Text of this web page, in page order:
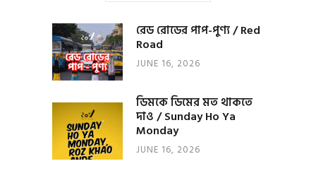
রেড রোডের পাপ-পুণ্য / Red
Road
JUNE 16, 2026
ডিমকে ডিমের মত থাকতে
দাও / Sunday Ho Ya
Monday
JUNE 16, 2026